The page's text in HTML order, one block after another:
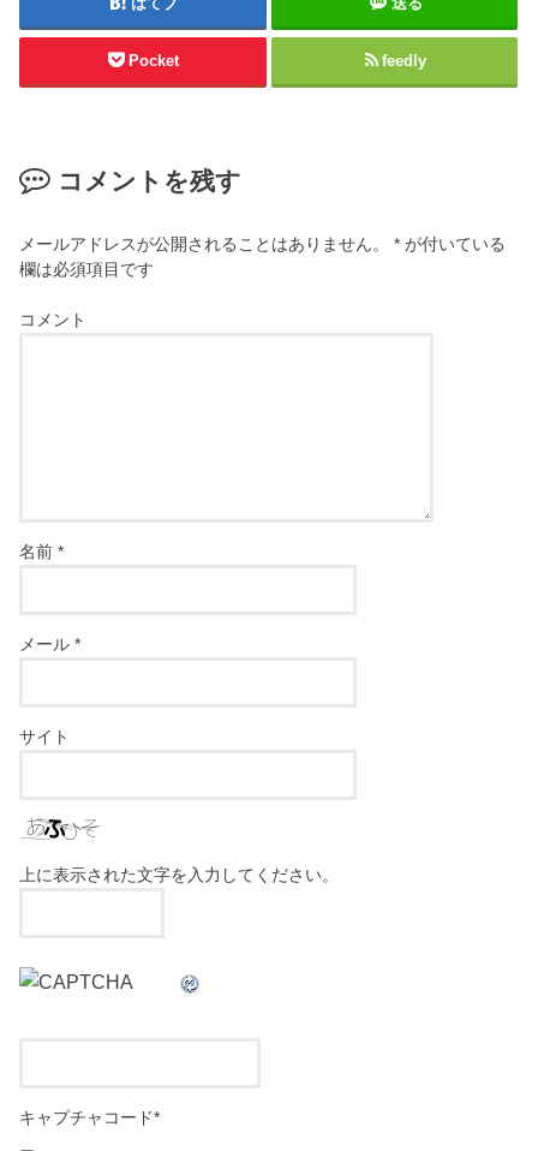
Pocket feedly
コメントを残す
メールアドレスが公開されることはありません。 * が付いている
欄は必須項目です
コメント
名前*
メール*
サイト
上に表示された文字を入力してください。
キャプチャコード*